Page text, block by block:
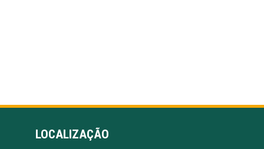
LOCALIZAÇÃO